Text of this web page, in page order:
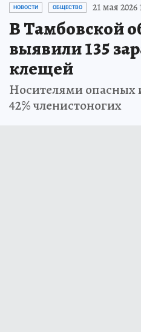
НОВОСТИ ОБЩЕСТВО 21 мая 2026
В Тамбовской
выявили 135
клещей
Носителями опасных
42% членистоногих